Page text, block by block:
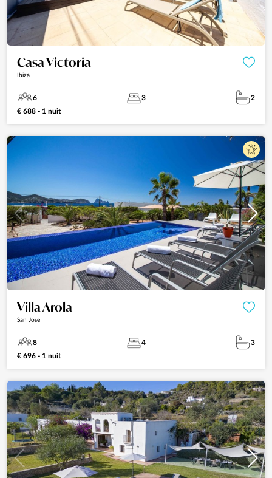
Casa Victoria
Ibiza
6 3
2
€ 688 - 1 nuit
Villa Arola
San Jose
8 4
3
€ 696 - 1 nuit